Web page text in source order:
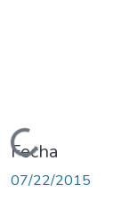
Cargando...
Fecha
07/22/2015